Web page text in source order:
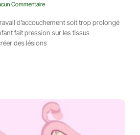
Commentaire
d’accouchement soit trop prolongé
fait pression sur les tissus
des lésions